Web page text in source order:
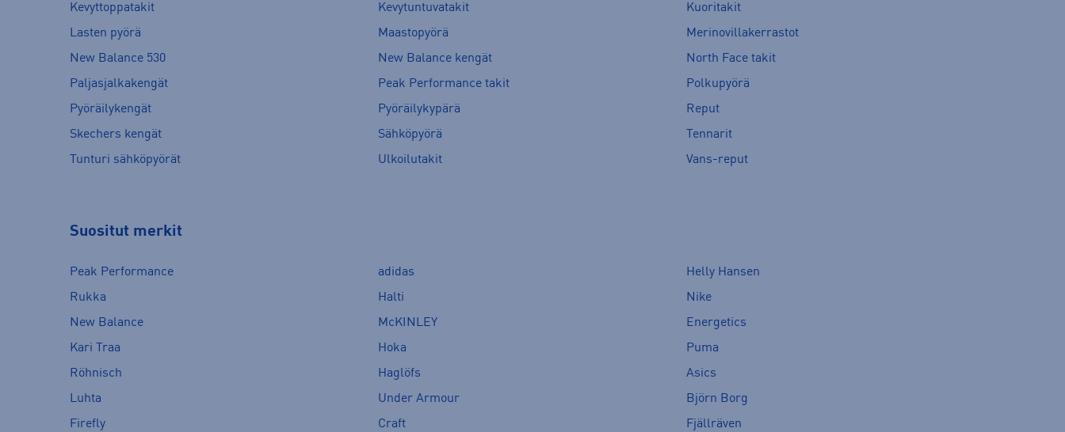
Kevyttoppatakit
Kevytuntuvatakit
Kuoritakit
Lasten pyörä
Maastopyörä
Merinovillakerrastot
New Balance 530
New Balance kengät
North Face takit
Paljasjalkakengät
Peak Performance takit
Polkupyörä
Pyöräilykengät
Pyöräilykypärä
Reput
Skechers kengät
Sähköpyörä
Tennarit
Tunturi sähköpyörät
Ulkoilutakit Vans-reput
Suositut merkit
Peak Performance adidas
Helly Hansen
Rukka
Halti
Nike
New Balance
McKINLEY
Energetics
Kari Traa
Hoka
Puma
Röhnisch
Haglöfs
Asics
Luhta
Under Armour
Björn Borg
Firefly
Craft
Fjällräven